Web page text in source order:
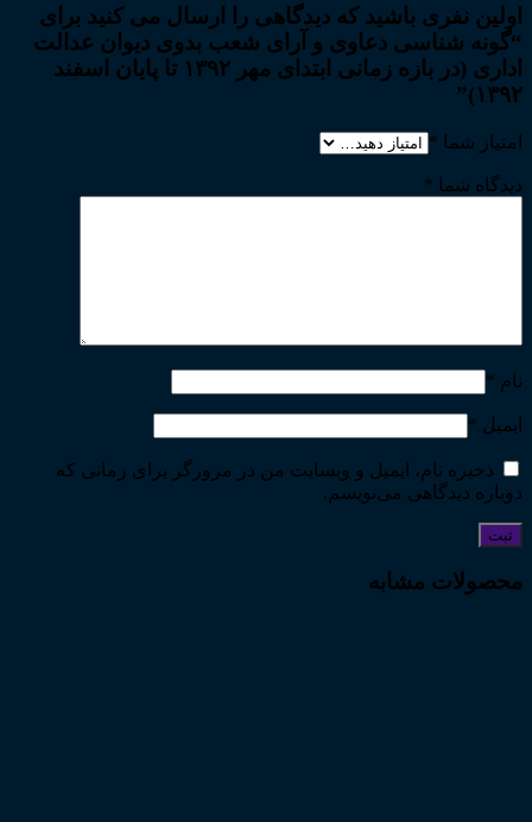
اولین نفری باشید که دیدگاهی را ارسال می کنید برای
“گونه شناسی دعاوی و آرای شعب بدوی دیوان عدالت
اداری (در بازه زمانی ابتدای مهر ۱۳۹۲ تا پایان اسفند
۱۳۹۲)”
امتیاز شما *
دیدگاه شما *
نام *
ایمیل *
ذخیره نام، ایمیل و وبسایت من در مرورگر برای زمانی که
دوباره دیدگاهی می‌نویسم.
محصولات مشابه